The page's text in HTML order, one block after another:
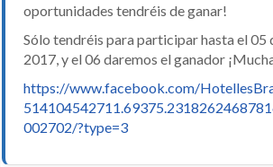
oportunidades tendréis de ganar!
Sólo tendréis para participar hasta el 05
2017, y el 06 daremos el ganador
https://www.facebook.com/
002702/?type=3